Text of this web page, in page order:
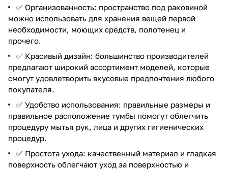
✅ Организованность: пространство под раковиной
можно использовать для хранения вещей первой
необходимости, моющих средств, полотенец и
прочего.
✅ Красивый дизайн: большинство производителей
предлагают широкий ассортимент моделей, которые
смогут удовлетворить вкусовые предпочтения любого
покупателя.
✅ Удобство использования: правильные размеры и
правильное расположение тумбы помогут облегчить
процедуру мытья рук, лица и других гигиенических
процедур.
✅ Простота ухода: качественный материал и гладкая
поверхность облегчают уход за поверхностью и